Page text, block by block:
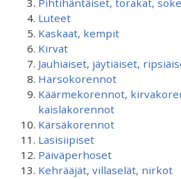
Pihtihäntäiset, torakat,
Luteet
Kaskaat, kempit
Kirvat
Jauhiaiset, jäytiäiset,
Harsokorennot
Käärmekorennot,
kaislakorennot
Kärsäkorennot
Lasisiipiset
Päiväperhoset
Kehrääjät, villaselät, nirkot